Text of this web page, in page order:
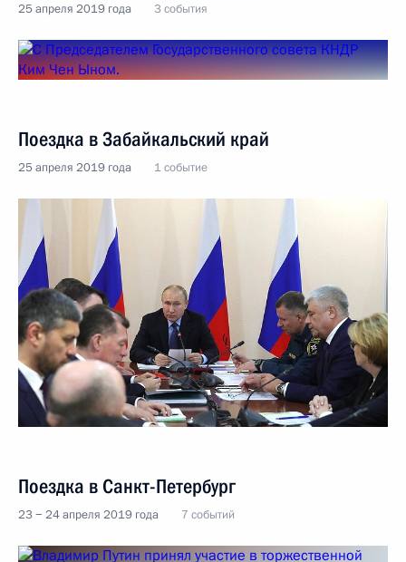
25 апреля 2019 года 3 события
Поездка в Забайкальский край
25 апреля 2019 года 1 событие
Поездка в Санкт-Петербург
23 − 24 апреля 2019 года 7 событий